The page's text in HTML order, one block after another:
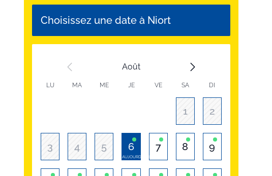
Choisissez une date à Niort
Août
LU MA ME JE VE SA DI
1 2
3 4 5 6
AUJOURD'HUI
7 8 9